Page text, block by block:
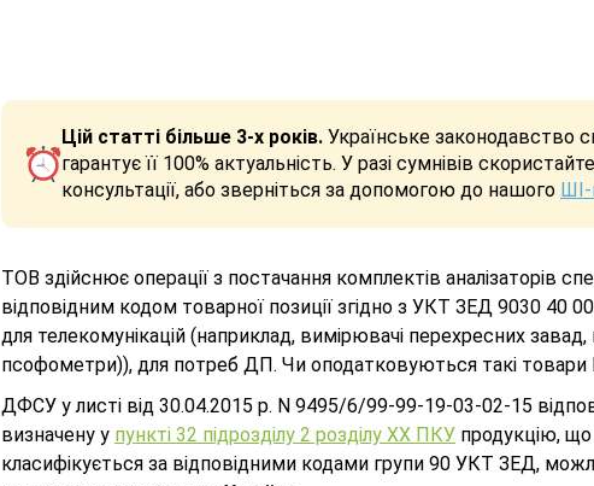
Цій статті більше 3-х років. Українське законодавство
гарантує її 100% актуальність. У разі сумнівів
консультації, або зверніться за допомогою до нашого ШІ-
ТОВ здійснює операції з постачання комплектів аналізаторів
відповідним кодом товарної позиції згідно з УКТ ЗЕД 9030 40
для телекомунікацій (наприклад, вимірювачі перехресних завад,
псофометри)), для потреб ДП. Чи оподатковуються такі
ДФСУ у листі від 30.04.2015 р. N 9495/6/99-99-19-03-02-15
визначену у пункті 32 підрозділу 2 розділу XX ПКУ продукцію,
класифікується за відповідними кодами групи 90 УКТ ЗЕД,